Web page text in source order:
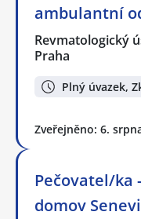
ambulantní
Revmatologický
Praha
Plný úvazek,
Zveřejněno: 6.
Pečovatel/ka
domov